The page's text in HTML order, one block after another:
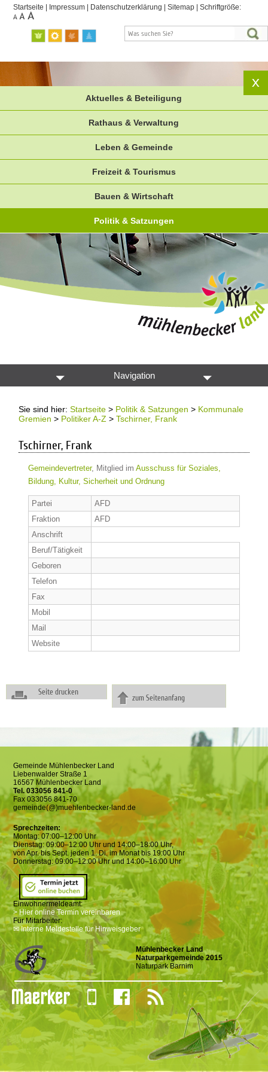
Startseite Impressum Datenschutzerklärung |Sitemap |Schriftgröße:
Aktuelles & Beteiligung
Rathaus & Verwaltung
Leben & Gemeinde
Freizeit & Tourismus
Bauen & Wirtschaft
Politik & Satzungen
Navigation
Sie sind hier:Startseite > Politik & Satzungen > Kommunale
Gremien > Politiker A-Z >Tschirner, Frank
Tschirner, Frank
Gemeindevertreter, Mitglied im Ausschuss für Soziales,
Bildung, Kultur, Sicherheit und Ordnung
Partei
AFD
Fraktion
AFD
Anschrift
Beruf/Tätigkeit
Geboren
Telefon
Fax
Mobil
Mail
Website
Seite drucken
zum Seitenanfang
Gemeinde Mühlenbecker Land
Liebenwalder Straße 1
16567 Mühlenbecker Land
Tel. 033056 841-0
Fax 033056 841-70
gemeinde(@)muehlenbecker-land.de
Sprechzeiten:
Montag: 07:00–12:00 Uhr
Dienstag: 09:00–12:00 Uhr und 14:00–18:00 Uhr,
von Apr. bis Sept. jeden 1. Di. im Monat bis 19:00 Uhr
Donnerstag: 09:00–12:00 Uhr und 14:00–16:00 Uhr
Einwohnermeldeamt:
> Hier online Termin vereinbaren
Für Mitarbeiter:
✉ Interne Meldestelle für Hinweisgeber
Mühlenbecker Land
Naturparkgemeinde 2015
Naturpark Barnim